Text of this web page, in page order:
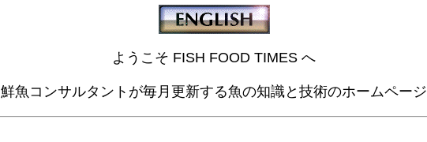
ようこそ FISH FOOD TIMES へ
鮮魚コンサルタントが毎月更新する魚の知識と技術のホームページ